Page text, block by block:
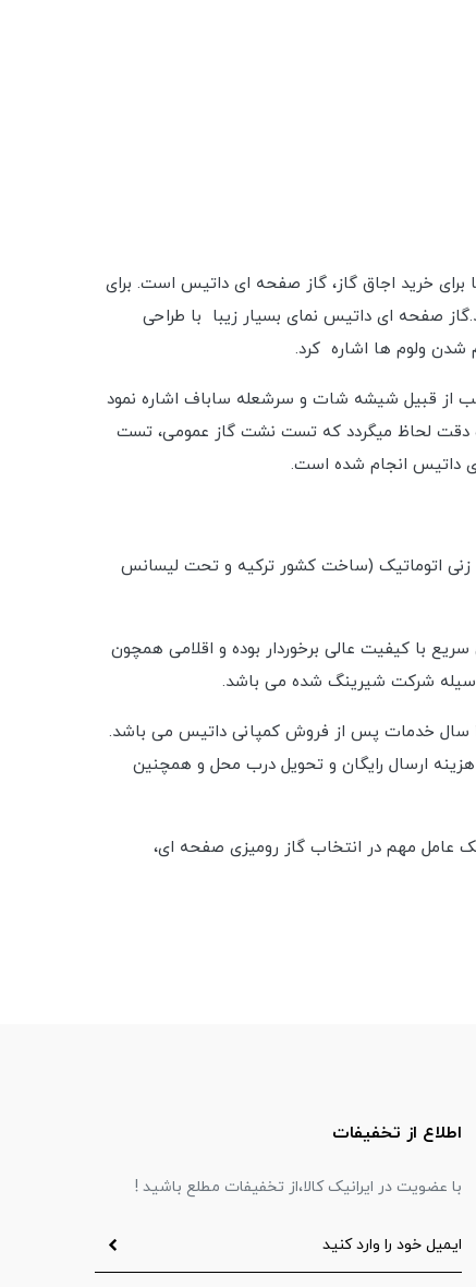
برای خرید اجاق گاز، گاز صفحه ای داتیس است. برای
صفحه ای داتیس نمای بسیار زیبا با طراحی
شدن ولوم ها اشاره کرد.
از قبیل شیشه شات و سرشعله ساباف اشاره نمود
دقت لحاظ میگردد که تست نشت گاز عمومی، تست
داتیس انجام شده است.
اتوماتیک (ساخت کشور ترکیه و تحت لیسانس
با کیفیت عالی برخوردار بوده و اقلامی همچون
بوسیله شرکت شیرینگ شده می باشد.
همچنین قابل ذکر است که این محصول به صورت رایگان توسط شرکت نصب و راه اندازی شده و همچنین دارای 24 ماه گارانتی و 10 سال خدمات پس از فروش کمپانی داتیس می باشد.
هزینه ارسال رایگان و تحویل درب محل و همچنین
مهم در انتخاب گاز رومیزی صفحه ای،
اطلاع از تخفیفات
با عضویت در ایرانیک کالا،از تخفیفات مطلع باشید !